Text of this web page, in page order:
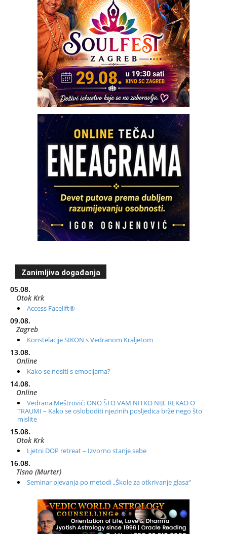
Zanimljiva događanja
05.08.
Otok Krk
Access Facelift®
09.08.
Zagreb
Konstelacije SIKON s Vedranom Kraljetom
13.08.
Online
Kako se nositi s emocijama?
14.08.
Online
Vedrana Meštrović: ONO ŠTO VAM NITKO NIJE REKAO O
TRAUMI – Kako se osloboditi njezinih posljedica brže nego što
mislite
15.08.
Otok Krk
Ljetni DOP retreat – Izvorno stanje sebe
16.08.
Tisno (Murter)
Seminar pjevanja po metodi „Škole za otkrivanje glasa“
Radionica: Pomagači iz drugih dimenzija Online – otvoreno za